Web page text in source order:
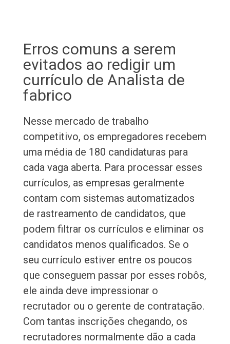
Erros comuns a serem
evitados ao redigir um
currículo de Analista de
fabrico
Nesse mercado de trabalho
competitivo, os empregadores recebem
uma média de 180 candidaturas para
cada vaga aberta. Para processar esses
currículos, as empresas geralmente
contam com sistemas automatizados
de rastreamento de candidatos, que
podem filtrar os currículos e eliminar os
candidatos menos qualificados. Se o
seu currículo estiver entre os poucos
que conseguem passar por esses robôs,
ele ainda deve impressionar o
recrutador ou o gerente de contratação.
Com tantas inscrições chegando, os
recrutadores normalmente dão a cada